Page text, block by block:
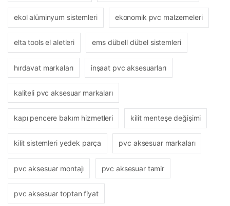
ekol alüminyum sistemleri ekonomik pvc malzemeleri
elta tools el aletleri ems dübell dübel sistemleri
hırdavat markaları inşaat pvc aksesuarları
kaliteli pvc aksesuar markaları
kapı pencere bakım hizmetleri kilit menteşe değişimi
kilit sistemleri yedek parça pvc aksesuar markaları
pvc aksesuar montajı pvc aksesuar tamir
pvc aksesuar toptan fiyat